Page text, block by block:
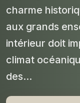
charme
aux grands
intérieur doit
climat
des...